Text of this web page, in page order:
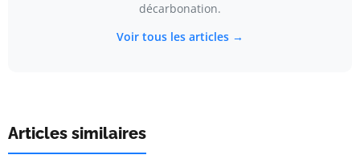
décarbonation.
Voir tous les articles →
Articles similaires